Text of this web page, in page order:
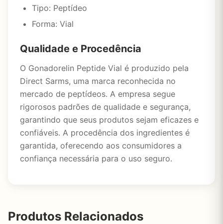
Tipo: Peptídeo
Forma: Vial
Qualidade e Procedência
O Gonadorelin Peptide Vial é produzido pela
Direct Sarms, uma marca reconhecida no
mercado de peptídeos. A empresa segue
rigorosos padrões de qualidade e segurança,
garantindo que seus produtos sejam eficazes e
confiáveis. A procedência dos ingredientes é
garantida, oferecendo aos consumidores a
confiança necessária para o uso seguro.
Produtos Relacionados